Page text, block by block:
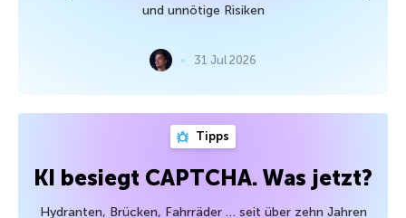
und unnötige Risiken
31 Jul 2026
Tipps
KI besiegt CAPTCHA. Was jetzt?
Hydranten, Brücken, Fahrräder … seit über zehn Jahren